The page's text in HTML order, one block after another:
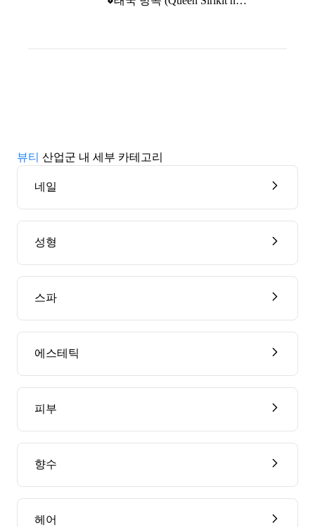
뷰티 산업군 내 세부 카테고리
네일
성형
스파
에스테틱
피부
향수
헤어